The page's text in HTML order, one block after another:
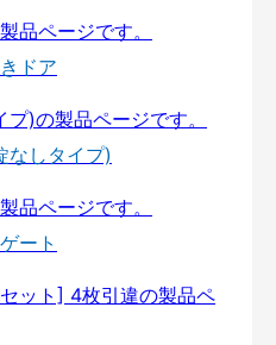
ドア
なしタイプ)
ート